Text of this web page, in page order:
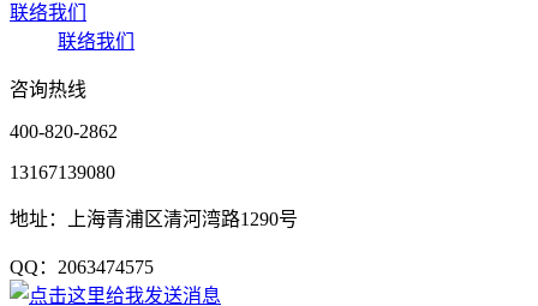
联络我们
联络我们
咨询热线
400-820-2862
13167139080
地址：上海青浦区清河湾路1290号
QQ：2063474575